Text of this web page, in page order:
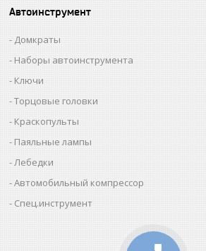
Автоинструмент
Домкраты
Наборы автоинструмента
Ключи
Торцовые головки
Краскопульты
Паяльные лампы
Лебедки
Автомобильный компрессор
Спец.инструмент